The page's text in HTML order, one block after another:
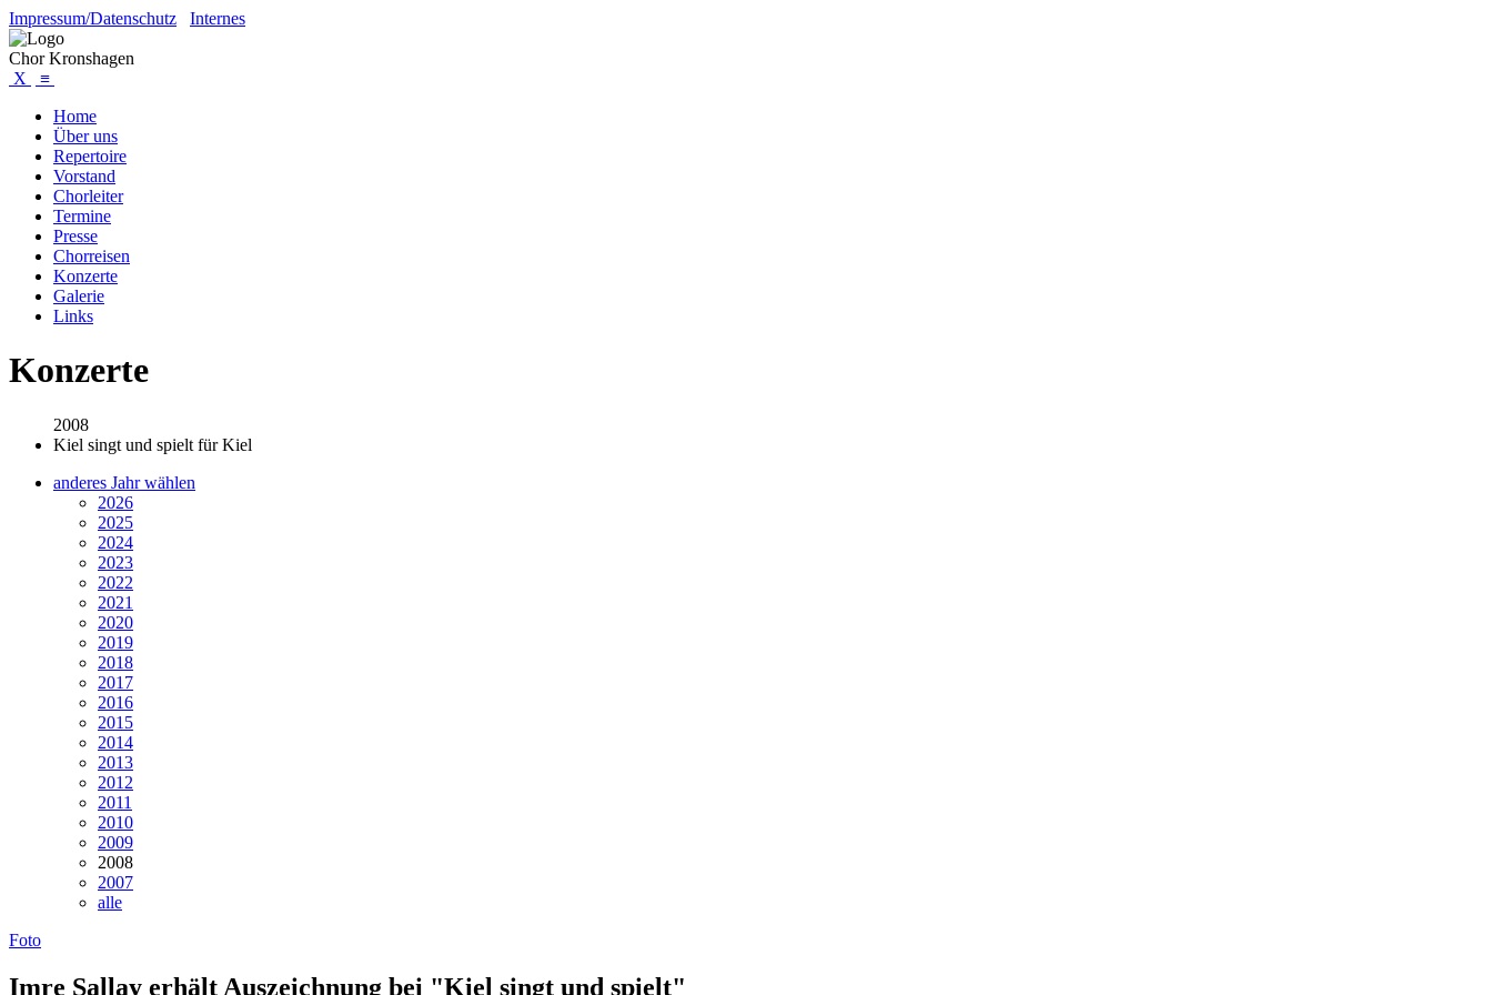
Impressum/Datenschutz Internes
Chor Kronshagen
X
≡
Home
Über uns
Repertoire
Vorstand
Chorleiter
Termine
Presse
Chorreisen
Konzerte
Galerie
Links
Konzerte
2008
Kiel singt und spielt für Kiel
anderes Jahr wählen
2026
2025
2024
2023
2022
2021
2020
2019
2018
2017
2016
2015
2014
2013
2012
2011
2010
2009
2008
2007
alle
Foto
Imre Sallay erhält Auszeichnung bei "Kiel singt und spielt"